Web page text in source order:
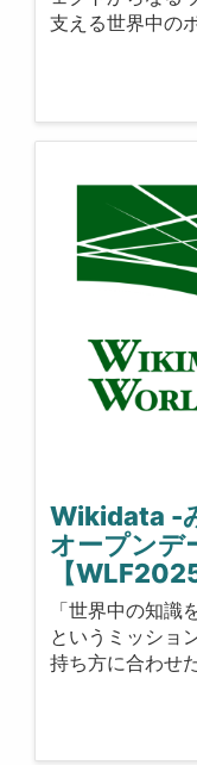
支える世界中の
Wikidata -
オープンデ
【
「世界中の知識
というミッショ
持ち方に合わせ